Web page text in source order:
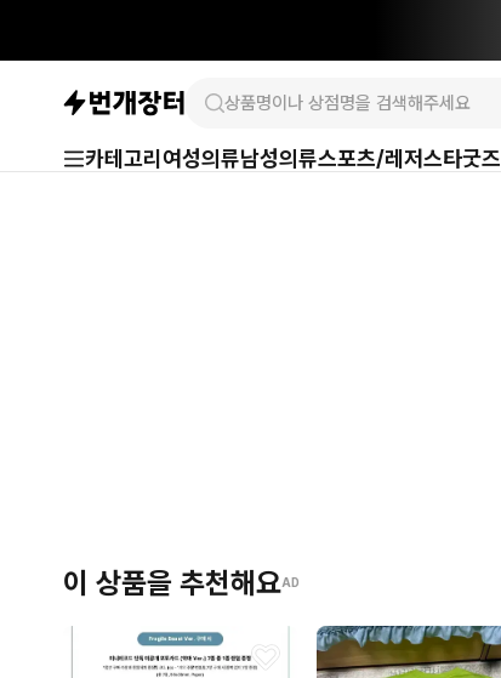
카테고리 여성의류남성의류스포츠/레저스타굿즈
이 상품을 추천해요AD